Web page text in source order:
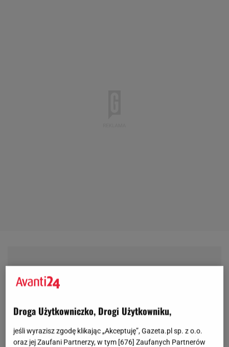
Droga Użytkowniczko, Drogi Użytkowniku,
jeśli wyrazisz zgodę klikając „Akceptuję”, Gazeta.pl sp. z o.o.
oraz jej Zaufani Partnerzy, w tym [676] Zaufanych Partnerów